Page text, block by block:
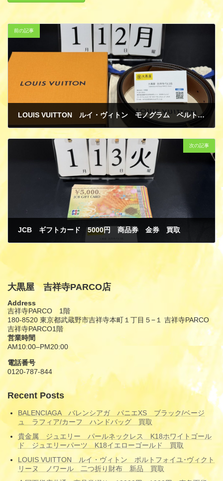
前の記事
LOUIS VUITTON ルイ・ヴィトン モノグラム ベルト･LV ディメンション 40MM リバーシブル M8845V GP 買取
次の記事
JCB ギフトカード 5000円 商品券 金券 買取
大黒屋 吉祥寺PARCO店
Address
吉祥寺PARCO 1階
180-8520 東京都武蔵野市吉祥寺本町１丁目５−１ 吉祥寺PARCO
吉祥寺PARCO1階
営業時間
AM10:00–PM20:00
電話番号
0120-787-844
Recent Posts
BALENCIAGA バレンシアガ パニエXS ブラック/ベージ
ュ ラフィア/カーフ ハンドバッグ 買取
貴金属 ジュエリー パールネックレス K18ホワイトゴール
ド ジュエリーパーツ K18イエローゴールド 買取
LOUIS VUITTON ルイ・ヴィトン ポルトフォイユ･ヴィクト
リーヌ ノワール 二つ折り財布 新品 買取